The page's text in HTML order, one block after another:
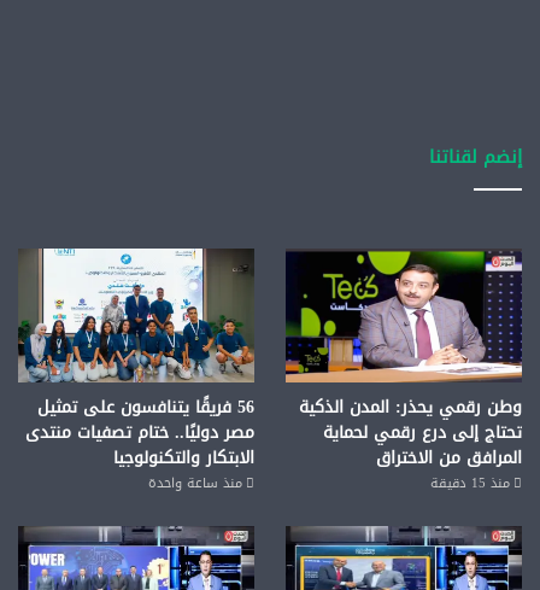
إنضم لقناتنا
وطن رقمي يحذر: المدن الذكية
تحتاج إلى درع رقمي لحماية
المرافق من الاختراق
منذ 15 دقيقة
56 فريقًا يتنافسون على تمثيل
مصر دوليًا.. ختام تصفيات منتدى
الابتكار والتكنولوجيا
منذ ساعة واحدة